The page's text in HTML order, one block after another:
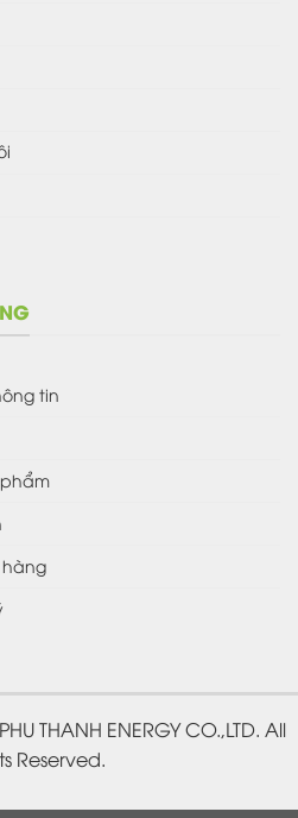
tin
hàng
THANH ENERGY CO.,LTD. All
Reserved.